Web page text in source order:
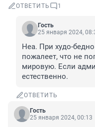
ОТВЕТИТЬ 1
Гость
25 января 2024,
Неа. При худо-
пожалеет, что не
мировую. Если
естественно.
ОТВЕТИТЬ
Гость
25 января 2024, 00:13